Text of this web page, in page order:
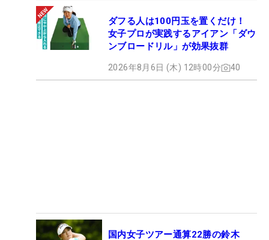
ダフる人は100円玉を置くだけ！
女子プロが実践するアイアン「ダウ
ンブロードリル」が効果抜群
2026年8月6日 (木) 12時00分 40
国内女子ツアー通算22勝の鈴木